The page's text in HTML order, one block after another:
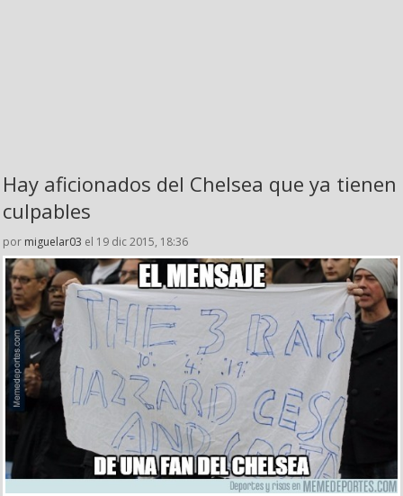
Hay aficionados del Chelsea que ya tienen
culpables
por miguelar03 el 19 dic 2015, 18:36